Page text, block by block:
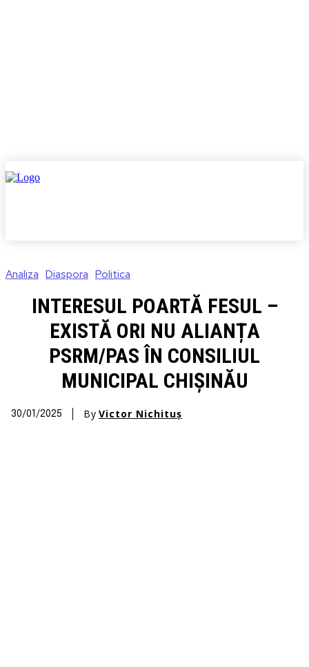
Analiza Diaspora Politica
INTERESUL POARTĂ FESUL –
EXISTĂ ORI NU ALIANȚA
PSRM/PAS ÎN CONSILIUL
MUNICIPAL CHIȘINĂU
30/01/2025 By Victor Nichituș